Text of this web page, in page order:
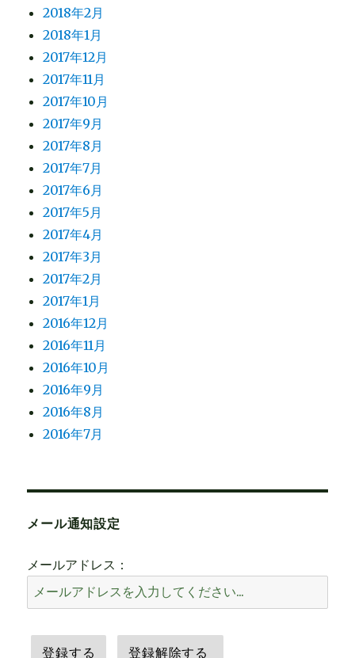
2018年2月
2018年1月
2017年12月
2017年11月
2017年10月
2017年9月
2017年8月
2017年7月
2017年6月
2017年5月
2017年4月
2017年3月
2017年2月
2017年1月
2016年12月
2016年11月
2016年10月
2016年9月
2016年8月
2016年7月
メール通知設定
メールアドレス：